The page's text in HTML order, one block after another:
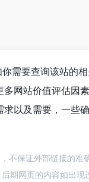
需要查询该站的
网站价值评估因
以及需要，一些
不保证外部链接的
期网页的内容如出